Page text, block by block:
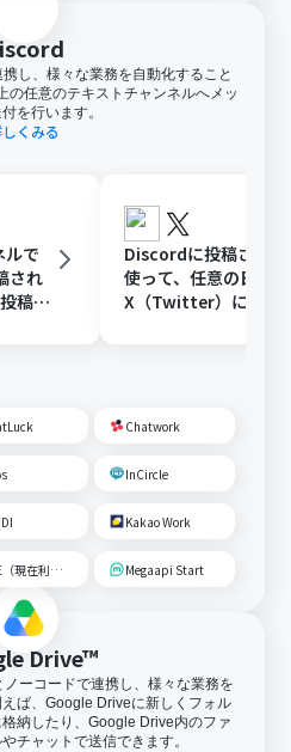
し、様々な業務を自動化すること
の任意のテキストチャンネルへメッ
を行います。
くみる
で
され
稿す
Discordに投稿され
使って、任意の日時に
X（Twitter）に投稿
Chatwork
InCircle
Kakao Work
LINE（現在利用不可） Megaapi Start
Drive™
ーコードで連携し、様々な業務を
ば、Google Driveに新しくフォル
納したり、Google Drive内のファ
チャットで送信できます。